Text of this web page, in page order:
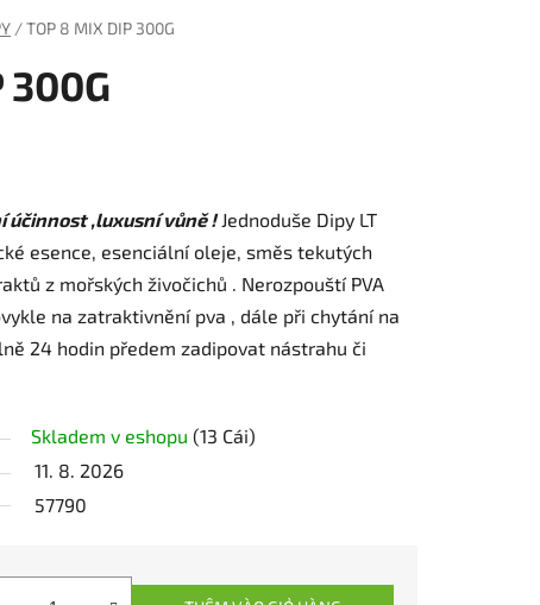
podmínky
/TOP 8 MIX DIP 300G
300G
účinnost ,luxusní vůně !Jednoduše Dipy LT
esence, esenciální oleje, směs tekutých
z mořských živočichů . Nerozpouští PVA
na zatraktivnění pva , dále při chytání na
24 hodin předem zadipovat nástrahu či
Skladem v eshopu (13 Cái)
11. 8. 2026
57790